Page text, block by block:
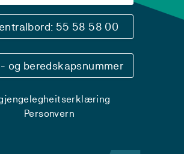
55 58 58 00
og beredskapsnummer
Personvern